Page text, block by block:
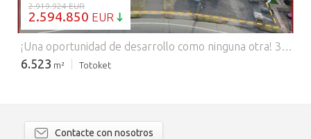
2.919.924 EUR
2.594.850 EUR
¡Una oportunidad de desarrollo como ninguna otra! 3 acres en Main Street en el centro de Branford. Una comunidad costera en crecimiento y floreciente. Esta cartera es una combinación de 5 parcelas separadas que incluyen usos mixtos existentes, incluyendo un edificio de oficinas, restaurante/bar, vivienda unifamiliar, garaje, almacén y terreno vacío. Este portafolio está estratégicamente ubicado en la estación de tren, la I95, las tiendas, los restaurantes, la playa y la caminata hasta el histórico centro de Branford. Un enorme número diario de coches. Las grandes marcas minoristas en un radio de un cuarto de milla incluyen Walmart, Starbucks y las recientes aprobaciones municipales para Aldi's y Chase Bank. Esta 'cartera inmobiliaria única en la vida' tiene un ingreso bruto existente de 115.000 dólares anuales. Así que disfruta de los ingresos existentes mientras planificas el desarrollo y transformación de esta 'Gema en Main'. Features: - Air Conditioning - Parking
6.523 m² Totoket
Contacte con nosotros